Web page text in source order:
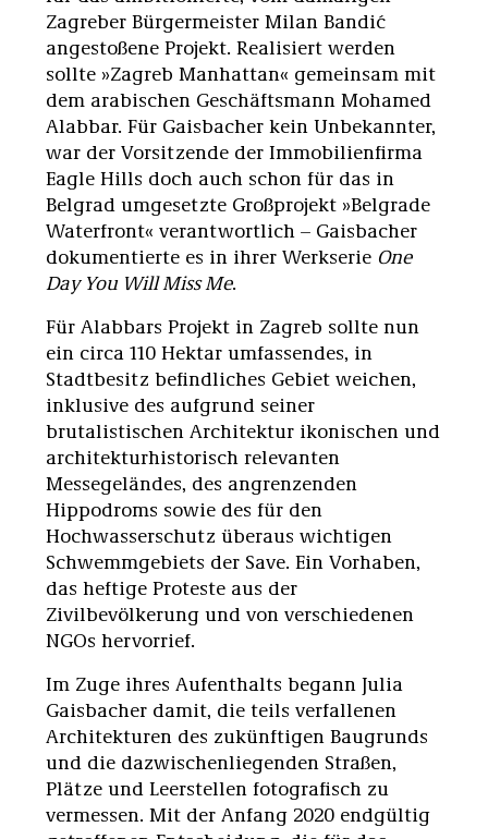
Zagreber Bürgermeister Milan Bandić
angestoßene Projekt. Realisiert werden
sollte »Zagreb Manhattan« gemeinsam mit
dem arabischen Geschäftsmann Mohamed
Alabbar. Für Gaisbacher kein Unbekannter,
war der Vorsitzende der Immobilienfirma
Eagle Hills doch auch schon für das in
Belgrad umgesetzte Großprojekt »Belgrade
Waterfront« verantwortlich – Gaisbacher
dokumentierte es in ihrer Werkserie One
Day You Will Miss Me.
Für Alabbars Projekt in Zagreb sollte nun
ein circa 110 Hektar umfassendes, in
Stadtbesitz befindliches Gebiet weichen,
inklusive des aufgrund seiner
brutalistischen Architektur ikonischen und
architekturhistorisch relevanten
Messegeländes, des angrenzenden
Hippodroms sowie des für den
Hochwasserschutz überaus wichtigen
Schwemmgebiets der Save. Ein Vorhaben,
das heftige Proteste aus der
Zivilbevölkerung und von verschiedenen
NGOs hervorrief.
Im Zuge ihres Aufenthalts begann Julia
Gaisbacher damit, die teils verfallenen
Architekturen des zukünftigen Baugrunds
und die dazwischenliegenden Straßen,
Plätze und Leerstellen fotografisch zu
vermessen. Mit der Anfang 2020 endgültig